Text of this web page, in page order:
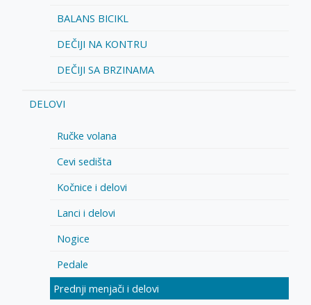
BALANS BICIKL
DEČIJI NA KONTRU
DEČIJI SA BRZINAMA
DELOVI
Ručke volana
Cevi sedišta
Kočnice i delovi
Lanci i delovi
Nogice
Pedale
Prednji menjači i delovi